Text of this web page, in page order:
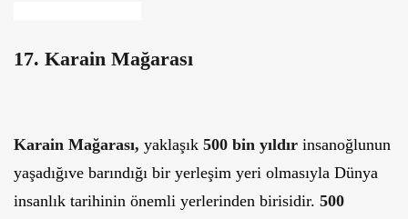
17. Karain Mağarası
Karain Mağarası, yaklaşık 500 bin yıldır insanoğlunun
yaşadığıve barındığı bir yerleşim yeri olmasıyla Dünya
insanlık tarihinin önemli yerlerinden birisidir. 500